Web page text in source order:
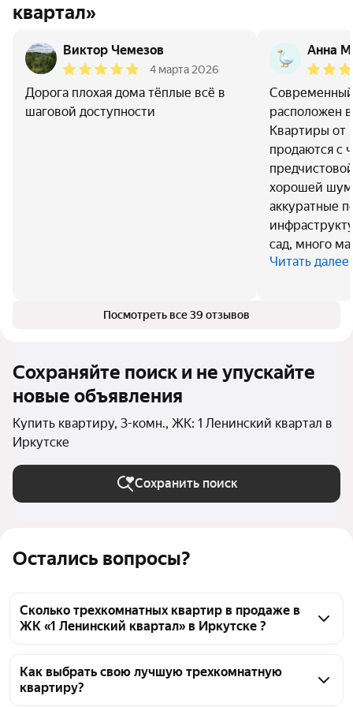
Остались вопросы?
Сколько трехкомнатных квартир в продаже в
ЖК «1 Ленинский квартал» в Иркутске ?
Ленинский квартал» в Иркутске 42 трехкомнатных
квартиры 42 объявления от застройщиков
Как выбрать свою лучшую трехкомнатную
квартиру?
квартал»
Виктор Чемезов
4 марта 2026
Дорога плохая дома тёплые всё в
шаговой доступности
Анна
расположен
Квартиры от
продаются с
хорошей
аккуратные
сад, много
Читать далее
Посмотреть все 39 отзывов
Сохраняйте поиск и не упускайте
новые объявления
Купить квартиру, 3-комн., ЖК: 1 Ленинский квартал в
Иркутске
Сохранить поиск